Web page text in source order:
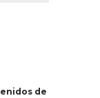
de